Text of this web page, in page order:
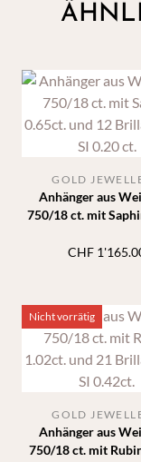
Anhänger aus
750/18 ct. mit
GOLD
CHF
Nicht vorrätig
Anhänger aus
750/18 ct. mit
GOLD